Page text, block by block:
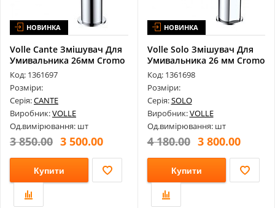
НОВИНКА
Volle Cante Змішувач Для
Умивальника 26мм Cromo
1512...
Код: 1361697
Розміри:
Серія:CANTE
Виробник:VOLLE
Од.вимірювання: шт
3 850.00 3 500.00
Купити
НОВИНКА
Volle Solo Змішувач Для
Умивальника 26 мм Сromo
1510...
Код: 1361698
Розміри:
Серія:SOLO
Виробник:VOLLE
Од.вимірювання: шт
4 180.00 3 800.00
Купити